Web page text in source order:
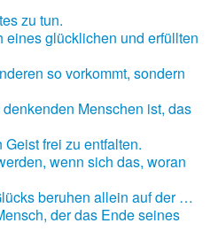
zu tun.
eines glücklichen und erfüllten
so vorkommt, sondern
Menschen ist, das
frei zu entfalten.
wenn sich das, woran
beruhen allein auf der …
der das Ende seines